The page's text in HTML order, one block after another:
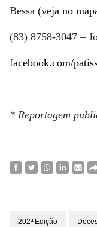
Bessa (veja no
(83) 8758-3047 –
facebook.com/
* Reportagem
202ª Edição